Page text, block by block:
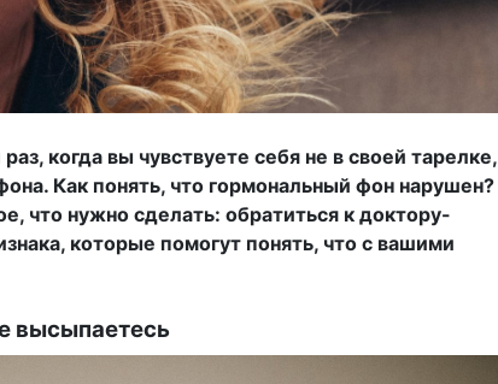
когда вы чувствуете себя не в своей тарелке,
Как понять, что гормональный фон нарушен?
что нужно сделать: обратиться к доктору-
которые помогут понять, что с вашими
высыпаетесь